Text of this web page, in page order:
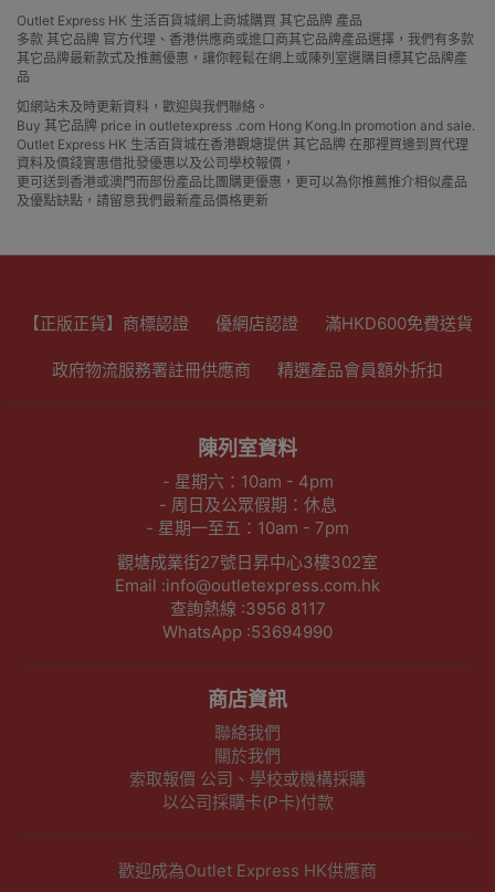
Outlet Express HK 生活百貨城網上商城購買 其它品牌 產品
多款 其它品牌 官方代理、香港供應商或進口商其它品牌產品選擇，我們有多款
其它品牌最新款式及推薦優惠，讓你輕鬆在網上或陳列室選購目標其它品牌產
品
如網站未及時更新資料，歡迎與我們聯絡。
Buy 其它品牌 price in outletexpress .com Hong Kong.In promotion and sale.
Outlet Express HK 生活百貨城在香港觀塘提供 其它品牌 在那裡買邊到買代理
資料及價錢實惠借批發優惠以及公司學校報價，
更可送到香港或澳門而部份產品比團購更優惠，更可以為你推薦推介相似產品
及優點缺點，請留意我們最新產品價格更新
【正版正貨】商標認證 優網店認證 滿HKD600免費送貨
政府物流服務署註冊供應商 精選產品會員額外折扣
陳列室資料
- 星期六：10am - 4pm
- 周日及公眾假期：休息
- 星期一至五：10am - 7pm
觀塘成業街27號日昇中心3樓302室
Email :info@outletexpress.com.hk
查詢熱線 :3956 8117
WhatsApp :53694990
商店資訊
聯絡我們
關於我們
索取報價 公司、學校或機構採購
以公司採購卡(P卡)付款
歡迎成為Outlet Express HK供應商